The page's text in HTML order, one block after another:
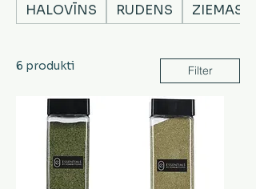
HALOVĪNS RUDENS
6 produkti Filter